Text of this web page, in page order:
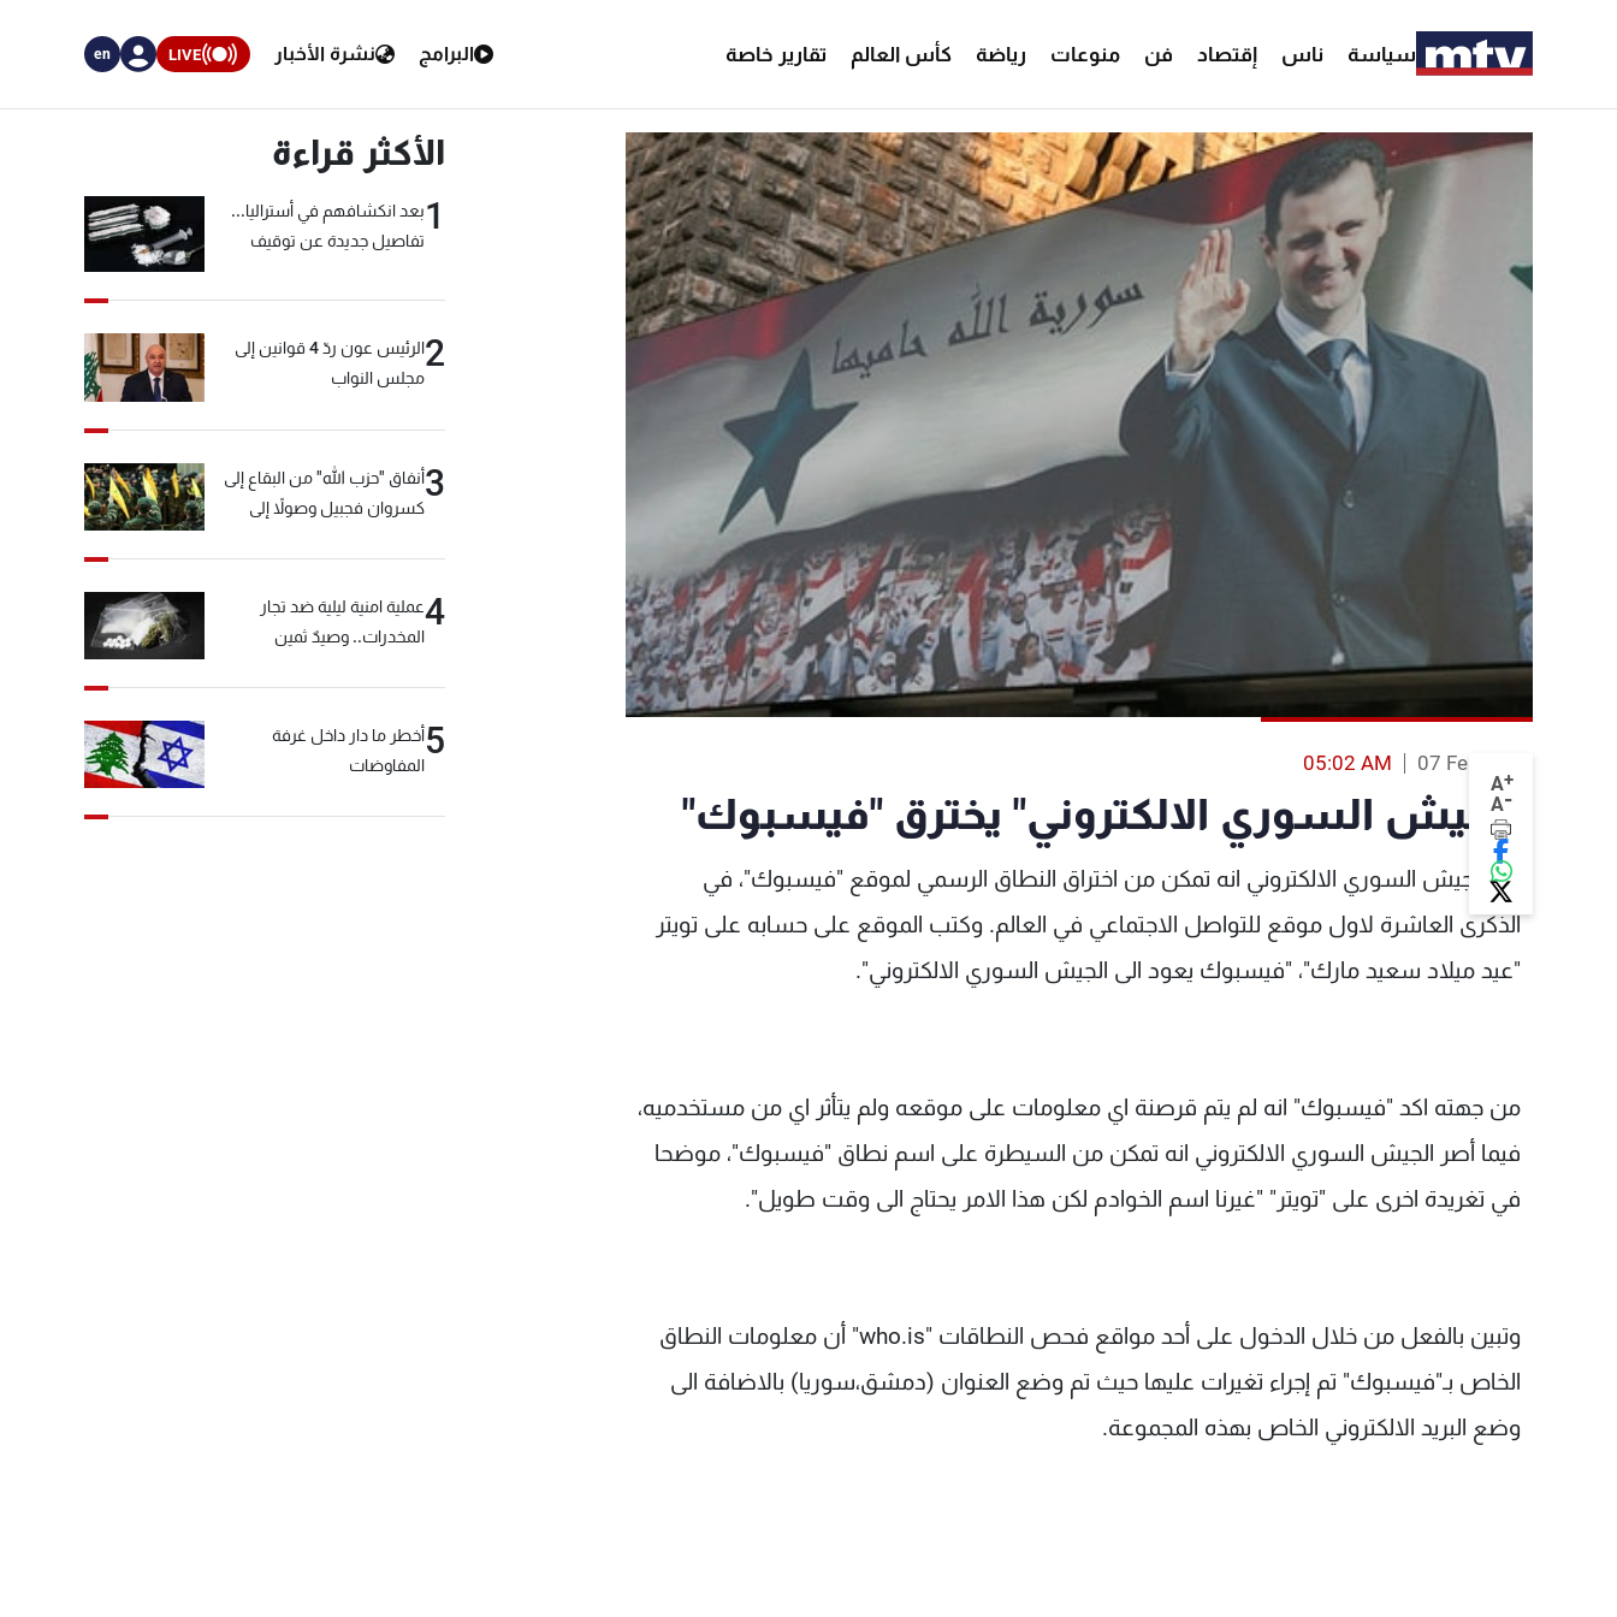
سياسة ناس إقتصاد فن منوعات رياضة كأس العالم تقارير خاصة البرامج نشرة الأخبار LIVE
en
A+
A-
07 Feb 2014
05:02 AM
"الجيش السوري الالكتروني" يخترق "فيسبوك"
أكد الجيش السوري الالكتروني انه تمكن من اختراق النطاق الرسمي لموقع "فيسبوك"، في
الذكرى العاشرة لاول موقع للتواصل الاجتماعي في العالم. وكتب الموقع على حسابه على تويتر
"عيد ميلاد سعيد مارك"، "فيسبوك يعود الى الجيش السوري الالكتروني".
من جهته اكد "فيسبوك" انه لم يتم قرصنة اي معلومات على موقعه ولم يتأثر اي من مستخدميه،
فيما أصر الجيش السوري الالكتروني انه تمكن من السيطرة على اسم نطاق "فيسبوك"، موضحا
في تغريدة اخرى على "تويتر" "غيرنا اسم الخوادم لكن هذا الامر يحتاج الى وقت طويل".
وتبين بالفعل من خلال الدخول على أحد مواقع فحص النطاقات "who.is" أن معلومات النطاق
الخاص بـ"فيسبوك" تم إجراء تغيرات عليها حيث تم وضع العنوان (دمشق،سوريا) بالاضافة الى
وضع البريد الالكتروني الخاص بهذه المجموعة.
الأكثر قراءة
1بعد انكشافهم في أستراليا...
تفاصيل جديدة عن توقيف
2
الرئيس عون ردّ 4 قوانين إلى
مجلس النواب
3أنفاق "حزب الله" من البقاع إلى
كسروان فجبيل وصولاً إلى
4عملية امنية ليلية ضد تجار
المخدرات.. وصيدٌ ثمين
5أخطر ما دار داخل غرفة
المفاوضات